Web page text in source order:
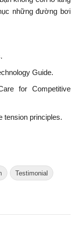
những đường bơi
Guide.
for Competitive
tension principles.
Testimonial